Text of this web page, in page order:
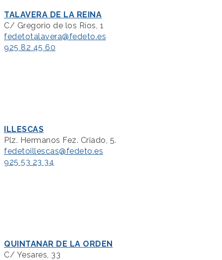
TALAVERA DE LA REINA
C/ Gregorio de los Ríos, 1
fedetotalavera@fedeto.es
925 82 45 60
ILLESCAS
Plz. Hermanos Fez. Criado, 5.
fedetoillescas@fedeto.es
925 53 23 34
QUINTANAR DE LA ORDEN
C/ Yesares, 33